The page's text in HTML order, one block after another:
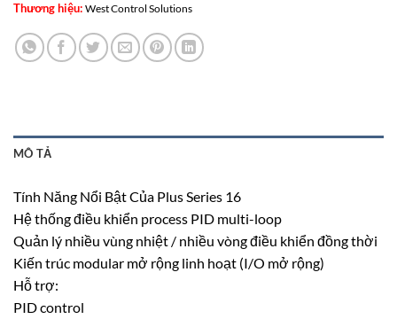
Thương hiệu: West Control Solutions
MÔ TẢ
Tính Năng Nổi Bật Của Plus Series 16
Hệ thống điều khiển process PID multi-loop
Quản lý nhiều vùng nhiệt / nhiều vòng điều khiển đồng thời
Kiến trúc modular mở rộng linh hoạt (I/O mở rộng)
Hỗ trợ:
PID control